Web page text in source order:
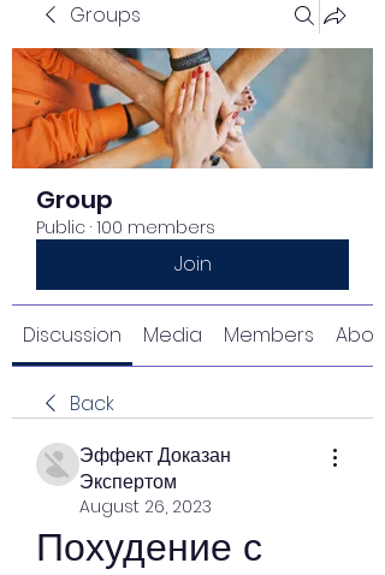
Groups
Group
Public · 100 members
Join
Discussion Media Members About
Back
Эффект Доказан
Экспертом
August 26, 2023
Похудение с